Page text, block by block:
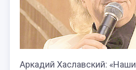
Аркадий Хаславский: